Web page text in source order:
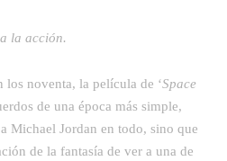
la acción.
los noventa, la película de ‘Space
de una época más simple,
Michael Jordan en todo, sino que
de la fantasía de ver a una de